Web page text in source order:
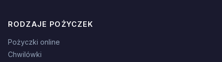
RODZAJE POŻYCZEK
Pożyczki online
Chwilówki